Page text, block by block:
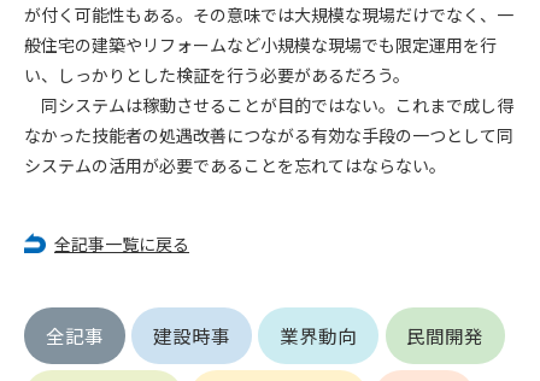
が付く可能性もある。その意味では大規模な現場だけでなく、一
般住宅の建築やリフォームなど小規模な現場でも限定運用を行
い、しっかりとした検証を行う必要があるだろう。
同システムは稼動させることが目的ではない。これまで成し得
なかった技能者の処遇改善につながる有効な手段の一つとして同
システムの活用が必要であることを忘れてはならない。
全記事一覧に戻る
全記事 建設時事 業界動向 民間開発
第5条（IDおよびパスワードの管理）
1. 会員は申込の際に管理者が発行したIDおよびパスワードの使
用および管理について責任を負うものとします。
2. 会員は、自己のIDおよびパスワードを、貸与、譲渡、売買、
その他形態を問わず、第三者に利用させることはできませ
3. 会員は、IDおよびパスワードの管理不十分、使用上の過誤、
を負うものとし、管理者は一切責任を負いません。
1. 会員は建設資料館WEB上で以下の行為をしないものとしま
す。
(1) 第三者または管理者の著作権、その他知的所有権を侵害す